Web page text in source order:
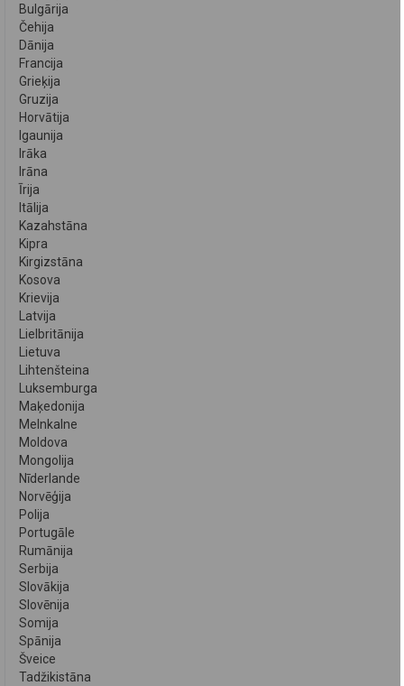
Bulgārija
Čehija
Dānija
Francija
Grieķija
Gruzija
Horvātija
Igaunija
Irāka
Irāna
Īrija
Itālija
Kazahstāna
Kipra
Kirgizstāna
Kosova
Krievija
Latvija
Lielbritānija
Lietuva
Lihtenšteina
Luksemburga
Maķedonija
Melnkalne
Moldova
Mongolija
Nīderlande
Norvēģija
Polija
Portugāle
Rumānija
Serbija
Slovākija
Slovēnija
Somija
Spānija
Šveice
Tadžikistāna